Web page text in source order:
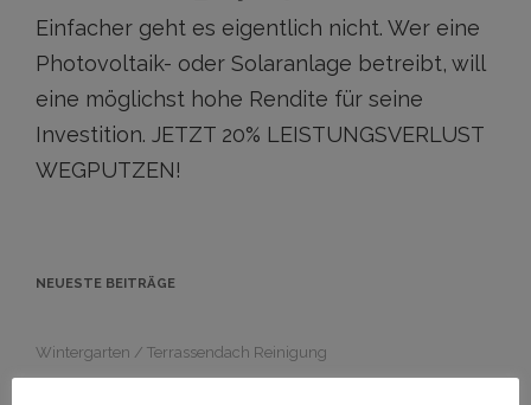
Einfacher geht es eigentlich nicht. Wer eine
Photovoltaik- oder Solaranlage betreibt, will
eine möglichst hohe Rendite für seine
Investition. JETZT 20% LEISTUNGSVERLUST
WEGPUTZEN!
NEUESTE BEITRÄGE
Wintergarten / Terrassendach Reinigung